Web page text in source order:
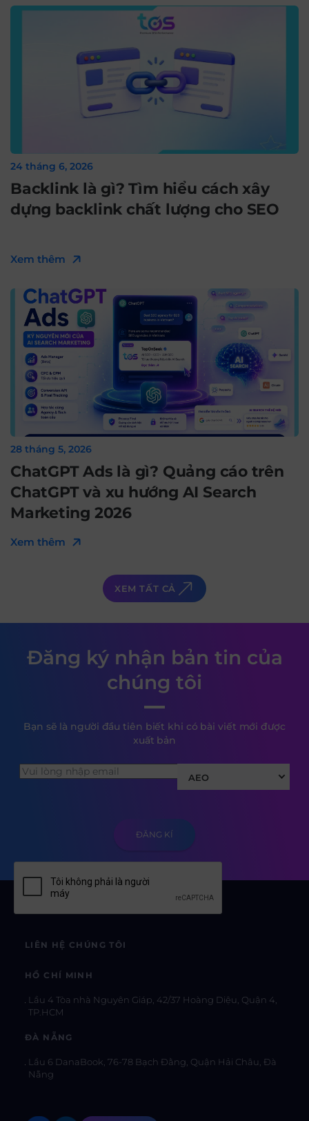
24 tháng 6, 2026
Backlink là gì? Tìm hiểu cách xây
dựng backlink chất lượng cho SEO
Xem thêm
28 tháng 5, 2026
ChatGPT Ads là gì? Quảng cáo trên
ChatGPT và xu hướng AI Search
Marketing 2026
Xem thêm
XEM TẤT CẢ
Đăng ký nhận bản tin của
chúng tôi
Bạn sẽ là người đầu tiên biết khi có bài viết mới được
xuất bản
AEO
LIÊN HỆ CHÚNG TÔI
HỒ CHÍ MINH
Lầu 4 Tòa nhà Nguyên Giáp, 42/37 Hoàng Diệu, Quận 4,
TP.HCM
ĐÀ NẴNG
Lầu 6 DanaBook, 76-78 Bạch Đằng, Quận Hải Châu, Đà
Nẵng